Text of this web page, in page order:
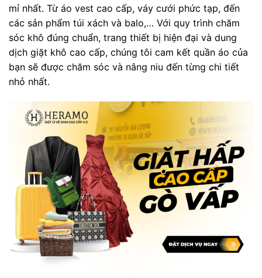
mỉ nhất. Từ áo vest cao cấp, váy cưới phức tạp, đến
các sản phẩm túi xách và balo,… Với quy trình chăm
sóc khô đúng chuẩn, trang thiết bị hiện đại và dung
dịch giặt khô cao cấp, chúng tôi cam kết quần áo của
bạn sẽ được chăm sóc và nâng niu đến từng chi tiết
nhỏ nhất.